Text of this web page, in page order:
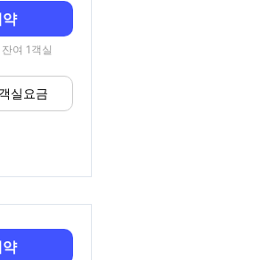
약
여 1객실
실요금
약